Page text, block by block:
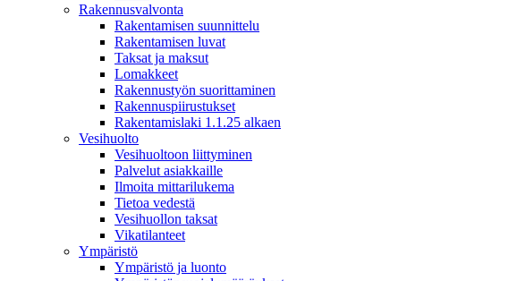
Rakennusvalvonta
Rakentamisen suunnittelu
Rakentamisen luvat
Taksat ja maksut
Lomakkeet
Rakennustyön suorittaminen
Rakennuspiirustukset
Rakentamislaki 1.1.25 alkaen
Vesihuolto
Vesihuoltoon liittyminen
Palvelut asiakkaille
Ilmoita mittarilukema
Tietoa vedestä
Vesihuollon taksat
Vikatilanteet
Ympäristö
Ympäristö ja luonto